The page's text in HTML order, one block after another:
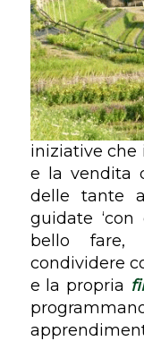
iniziative che
e la vendita
delle tante
guidate
bello fare,
condividere
e la propria